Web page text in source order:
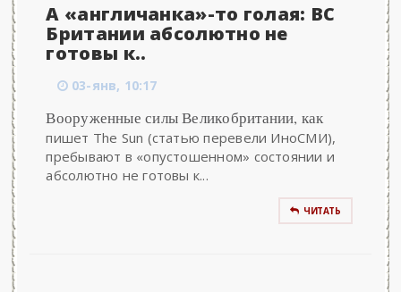
А «англичанка»-то голая: ВС
Британии абсолютно не
готовы к..
03-янв, 10:17
Вооруженные силы Великобритании, как
пишет The Sun (статью перевели ИноСМИ),
пребывают в «опустошенном» состоянии и
абсолютно не готовы к...
ЧИТАТЬ